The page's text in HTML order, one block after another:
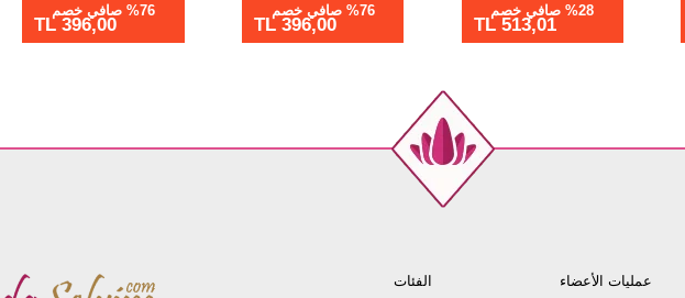
%76 صافي خصم
396,00 TL
%28 صافي خصم
513,01 TL
%28 صافي خصم
396,00 TL
عمليات الأعضاء الفئات